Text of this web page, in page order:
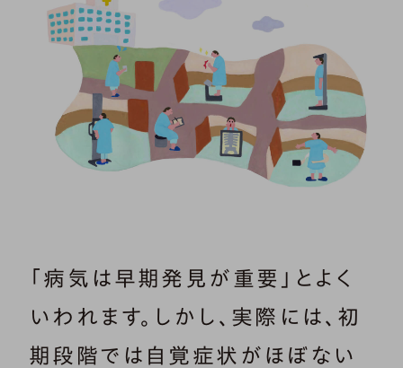
「病気は早期発見が重要」とよく
いわれます。しかし、実際には、初
期段階では自覚症状がほぼない